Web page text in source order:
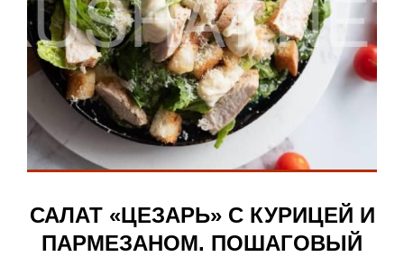
САЛАТ «ЦЕЗАРЬ» С КУРИЦЕЙ И
ПАРМЕЗАНОМ. ПОШАГОВЫЙ